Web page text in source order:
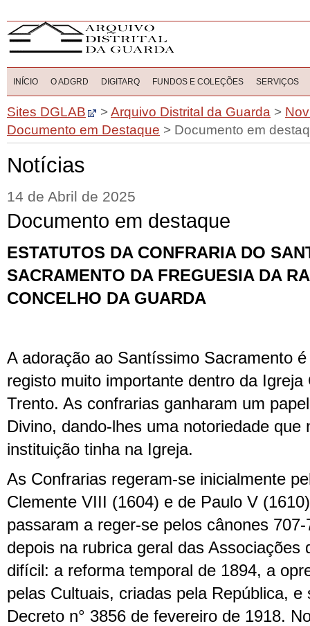
INÍCIO O ADGRD DIGITARQ FUNDOS E COLEÇÕES SERVIÇOS
Sites DGLAB >Arquivo Distrital da Guarda >
Documento em Destaque > Documento em
Notícias
14 de Abril de 2025
Documento em destaque
ESTATUTOS DA CONFRARIA DO
SACRAMENTO DA FREGUESIA DA
CONCELHO DA GUARDA
A adoração ao Santíssimo Sacramento
registo muito importante dentro da Igreja
Trento. As confrarias ganharam um
Divino, dando-lhes uma notoriedade que
instituição tinha na Igreja.
As Confrarias regeram-se inicialmente
Clemente VIII (1604) e de Paulo V
passaram a reger-se pelos cânones
depois na rubrica geral das Associações
difícil: a reforma temporal de 1894, a
pelas Cultuais, criadas pela República, e
Decreto n° 3856 de fevereiro de 1918.